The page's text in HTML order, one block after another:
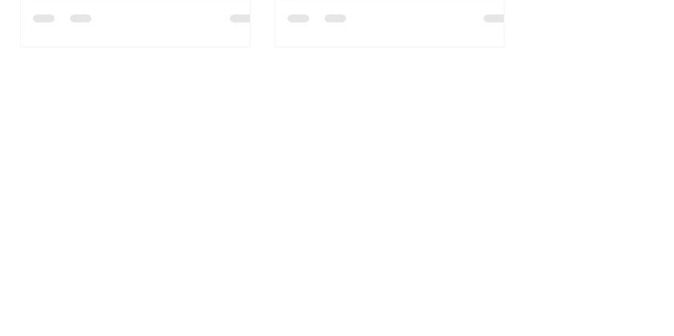
参加（ハイアット セントリック 金沢で循環したテー
を過ごしてみませんか。 金森合金｜鋳物職人の誇り